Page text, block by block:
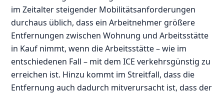
im Zeitalter steigender Mobilitätsanforderungen
durchaus üblich, dass ein Arbeitnehmer größere
Entfernungen zwischen Wohnung und Arbeitsstätte
in Kauf nimmt, wenn die Arbeitsstätte – wie im
entschiedenen Fall – mit dem ICE verkehrsgünstig zu
erreichen ist. Hinzu kommt im Streitfall, dass die
Entfernung auch dadurch mitverursacht ist, dass der